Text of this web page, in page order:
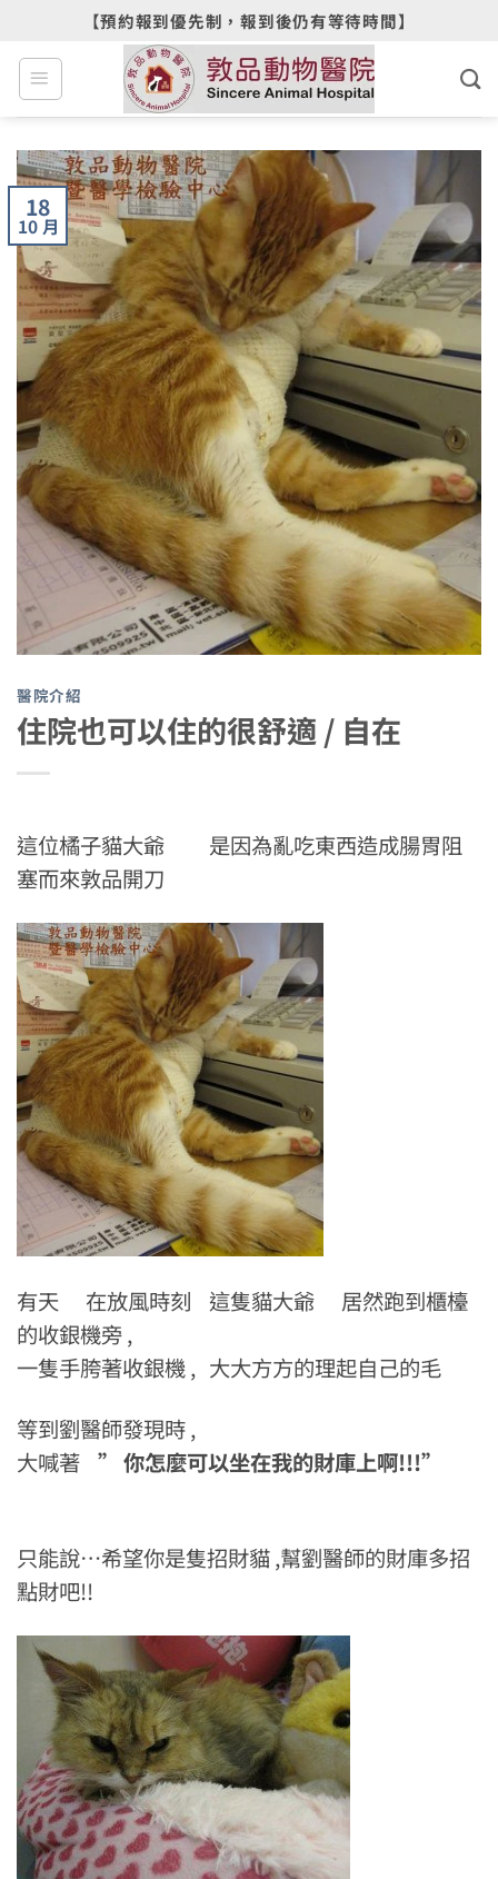
content
【預約報到優先制，報到後仍有等待時間】
18
10 月
醫院介紹
住院也可以住的很舒適 / 自在
這位橘子貓大爺 是因為亂吃東西造成腸胃阻
塞而來敦品開刀
有天 在放風時刻 這隻貓大爺 居然跑到櫃檯
的收銀機旁 ,
一隻手胯著收銀機 , 大大方方的理起自己的毛
等到劉醫師發現時 ,
大喊著 ” 你怎麼可以坐在我的財庫上啊!!!”
只能說…希望你是隻招財貓 ,幫劉醫師的財庫多招
點財吧!!